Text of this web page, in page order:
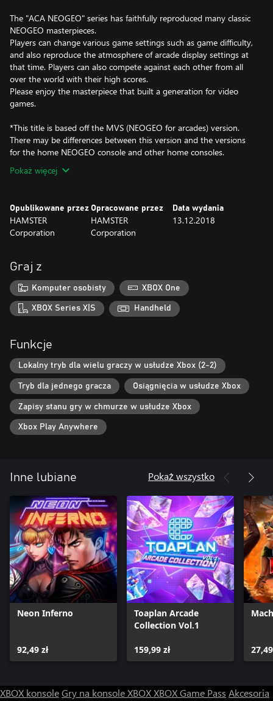
The "ACA NEOGEO" series has faithfully reproduced many classic
NEOGEO masterpieces.
Players can change various game settings such as game difficulty,
and also reproduce the atmosphere of arcade display settings at
that time. Players can also compete against each other from all
over the world with their high scores.
Please enjoy the masterpiece that built a generation for video
games.
*This title is based off the MVS (NEOGEO for arcades) version.
There may be differences between this version and the versions
for the home NEOGEO console and other home consoles.
Pokaż więcej
Opublikowane przez
HAMSTER
Corporation
Opracowane przez
HAMSTER
Corporation
Data wydania
13.12.2018
Graj z
Komputer osobisty XBOX One
XBOX Series X|S Handheld
Funkcje
Lokalny tryb dla wielu graczy w usłudze Xbox (2-2)
Tryb dla jednego gracza Osiągnięcia w usłudze Xbox
Zapisy stanu gry w chmurze w usłudze Xbox
Xbox Play Anywhere
Inne lubiane Pokaż wszystko
Neon Inferno
92,49 zł
Toaplan Arcade
Collection Vol.1
159,99 zł
XBOX konsoleGry na konsole XBOXXBOX Game Pass Akcesoria